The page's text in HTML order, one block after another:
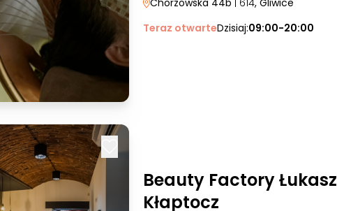
Chorzowska 44b | 614, Gliwice
Teraz otwarteDzisiaj:09:00-20:00
Beauty Factory Łukasz
Kłaptocz